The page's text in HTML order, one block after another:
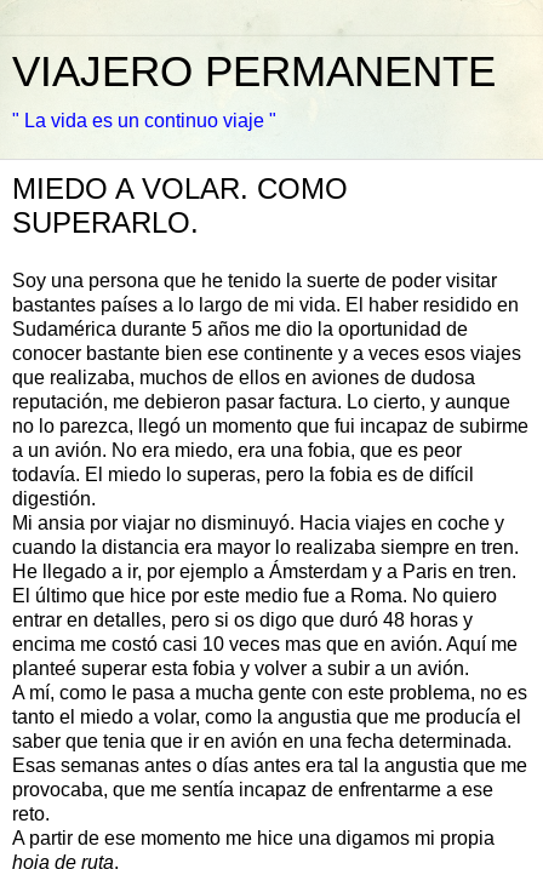
VIAJERO PERMANENTE
" La vida es un continuo viaje "
MIEDO A VOLAR. COMO
SUPERARLO.
Soy una persona que he tenido la suerte de poder visitar
bastantes países a lo largo de mi vida. El haber residido en
Sudamérica durante 5 años me dio la oportunidad de
conocer bastante bien ese continente y a veces esos viajes
que realizaba, muchos de ellos en aviones de dudosa
reputación, me debieron pasar factura. Lo cierto, y aunque
no lo parezca, llegó un momento que fui incapaz de subirme
a un avión. No era miedo, era una fobia, que es peor
todavía. El miedo lo superas, pero la fobia es de difícil
digestión.
Mi ansia por viajar no disminuyó. Hacia viajes en coche y
cuando la distancia era mayor lo realizaba siempre en tren.
He llegado a ir, por ejemplo a Ámsterdam y a Paris en tren.
El último que hice por este medio fue a Roma. No quiero
entrar en detalles, pero si os digo que duró 48 horas y
encima me costó casi 10 veces mas que en avión. Aquí me
planteé superar esta fobia y volver a subir a un avión.
A mí, como le pasa a mucha gente con este problema, no es
tanto el miedo a volar, como la angustia que me producía el
saber que tenia que ir en avión en una fecha determinada.
Esas semanas antes o días antes era tal la angustia que me
provocaba, que me sentía incapaz de enfrentarme a ese
reto.
A partir de ese momento me hice una digamos mi propia
hoja de ruta.